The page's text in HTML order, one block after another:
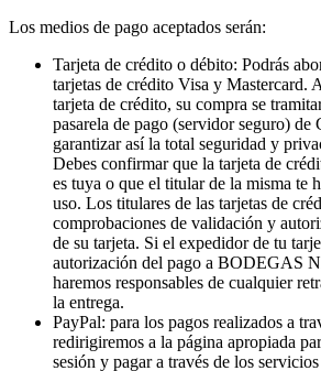
Los medios de pago aceptados serán:
Tarjeta de crédito o débito: Podrás
tarjetas de crédito Visa y Mastercard.
tarjeta de crédito, su compra se
pasarela de pago (servidor seguro) de
garantizar así la total seguridad y
Debes confirmar que la tarjeta de
es tuya o que el titular de la misma te
uso. Los titulares de las tarjetas de
comprobaciones de validación y
de su tarjeta. Si el expedidor de tu
autorización del pago a BODEGAS
haremos responsables de cualquier
la entrega.
PayPal: para los pagos realizados a
redirigiremos a la página apropiada
sesión y pagar a través de los